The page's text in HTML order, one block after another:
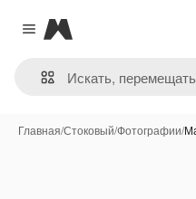
Close menu
Magnific
Главная/Стоковый/Фотографии/